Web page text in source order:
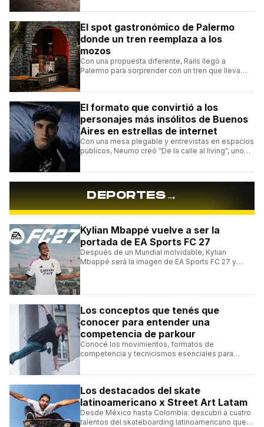
El spot gastronómico de Palermo
donde un tren reemplaza a los
mozos
Con una propuesta diferente, Rails llegó a
Palermo para sorprender con un tren que lleva
El formato que convirtió a los
personajes más insólitos de Buenos
Aires en estrellas de internet
Con una mesa plegable y entrevistas en espacios
públicos, Neumo creó “De la calle al living”, uno
DEPORTES→
Kylian Mbappé vuelve a ser la
portada de EA Sports FC 27
Después de un Mundial inolvidable, Kylian
Mbappé será la imagen de EA Sports FC 27 y
Los conceptos que tenés que
conocer para entender una
competencia de parkour
Conocé los movimientos, formatos de
competencia y tecnicismos esenciales para
Los destacados del skate
latinoamericano x Street Art Latam
Desde México hasta Colombia: descubrí a cuatro
talentos del skateboarding latinoamericano que